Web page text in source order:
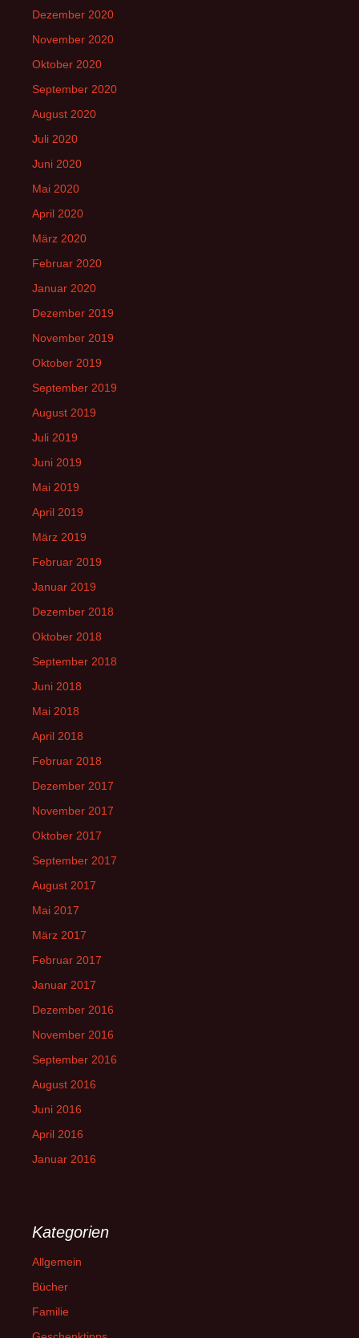
Dezember 2020
November 2020
Oktober 2020
September 2020
August 2020
Juli 2020
Juni 2020
Mai 2020
April 2020
März 2020
Februar 2020
Januar 2020
Dezember 2019
November 2019
Oktober 2019
September 2019
August 2019
Juli 2019
Juni 2019
Mai 2019
April 2019
März 2019
Februar 2019
Januar 2019
Dezember 2018
Oktober 2018
September 2018
Juni 2018
Mai 2018
April 2018
Februar 2018
Dezember 2017
November 2017
Oktober 2017
September 2017
August 2017
Mai 2017
März 2017
Februar 2017
Januar 2017
Dezember 2016
November 2016
September 2016
August 2016
Juni 2016
April 2016
Januar 2016
Kategorien
Allgemein
Bücher
Familie